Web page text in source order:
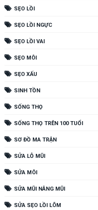
SẸO LỒI
SẸO LỒI NGỰC
SẸO LỒI VAI
SẸO MÔI
SẸO XẤU
SINH TỒN
SỐNG THỌ
SỐNG THỌ TRÊN 100 TUỔI
SƠ ĐỒ MA TRẬN
SỬA LỖ MŨI
SỬA MÔI
SỬA MŨI NÂNG MŨI
SỬA SẸO LỒI LÕM